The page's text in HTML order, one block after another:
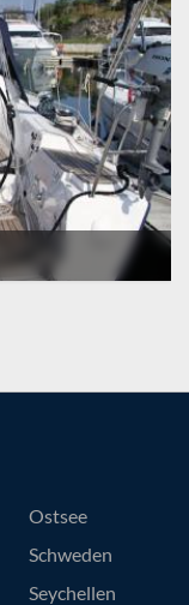
Ostsee
Schweden
Seychellen